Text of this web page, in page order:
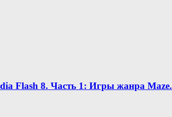
Flash 8. Часть 1: Игры жанра Maze.